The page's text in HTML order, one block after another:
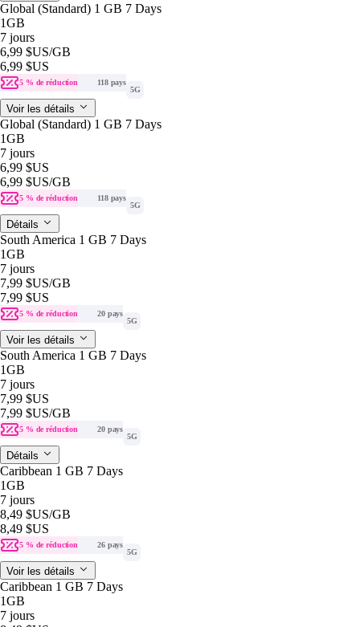
Global (Standard) 1 GB 7 Days
1GB
7 jours
6,99 $US/GB
6,99 $US
5 % de réduction
118 pays
5G
Voir les détails
Global (Standard) 1 GB 7 Days
1GB
7 jours
6,99 $US
6,99 $US/GB
5 % de réduction
118 pays
5G
Détails
South America 1 GB 7 Days
1GB
7 jours
7,99 $US/GB
7,99 $US
5 % de réduction
20 pays
5G
Voir les détails
South America 1 GB 7 Days
1GB
7 jours
7,99 $US
7,99 $US/GB
5 % de réduction
20 pays
5G
Détails
Caribbean 1 GB 7 Days
1GB
7 jours
8,49 $US/GB
8,49 $US
5 % de réduction
26 pays
5G
Voir les détails
Caribbean 1 GB 7 Days
1GB
7 jours